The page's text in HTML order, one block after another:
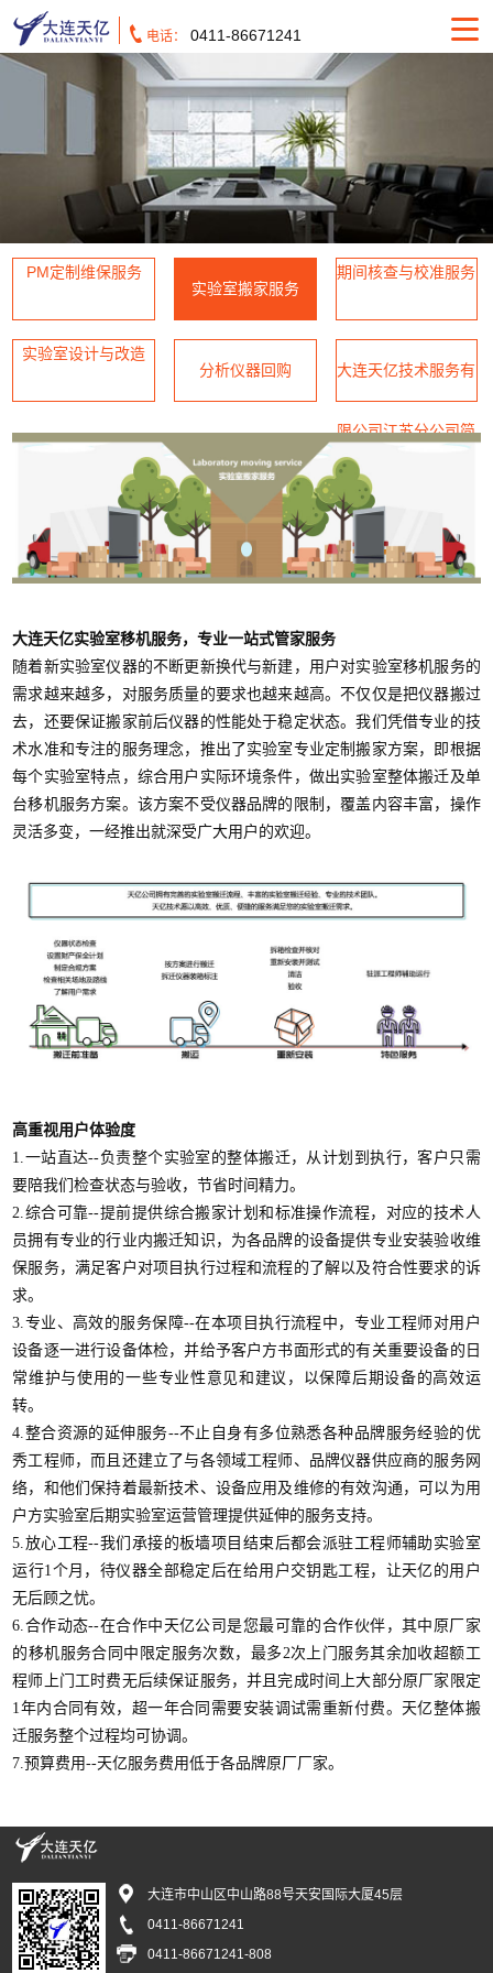
电话： 0411-86671241
PM定制维保服务
实验室搬家服务
期间核查与校准服务
实验室设计与改造
分析仪器回购
大连天亿技术服务有
限公司江苏分公司简
大连天亿实验室移机服务，专业一站式管家服务
随着新实验室仪器的不断更新换代与新建，用户对实验室移机服务的
需求越来越多，对服务质量的要求也越来越高。不仅仅是把仪器搬过
去，还要保证搬家前后仪器的性能处于稳定状态。我们凭借专业的技
术水准和专注的服务理念，推出了实验室专业定制搬家方案，即根据
每个实验室特点，综合用户实际环境条件，做出实验室整体搬迁及单
台移机服务方案。该方案不受仪器品牌的限制，覆盖内容丰富，操作
灵活多变，一经推出就深受广大用户的欢迎。
高重视用户体验度
1.一站直达--负责整个实验室的整体搬迁，从计划到执行，客户只需
要陪我们检查状态与验收，节省时间精力。
2.综合可靠--提前提供综合搬家计划和标准操作流程，对应的技术人
员拥有专业的行业内搬迁知识，为各品牌的设备提供专业安装验收维
保服务，满足客户对项目执行过程和流程的了解以及符合性要求的诉
求。
3.专业、高效的服务保障--在本项目执行流程中，专业工程师对用户
设备逐一进行设备体检，并给予客户方书面形式的有关重要设备的日
常维护与使用的一些专业性意见和建议，以保障后期设备的高效运
转。
4.整合资源的延伸服务--不止自身有多位熟悉各种品牌服务经验的优
秀工程师，而且还建立了与各领域工程师、品牌仪器供应商的服务网
络，和他们保持着最新技术、设备应用及维修的有效沟通，可以为用
户方实验室后期实验室运营管理提供延伸的服务支持。
5.放心工程--我们承接的板墙项目结束后都会派驻工程师辅助实验室
运行1个月，待仪器全部稳定后在给用户交钥匙工程，让天亿的用户
无后顾之忧。
6.合作动态--在合作中天亿公司是您最可靠的合作伙伴，其中原厂家
的移机服务合同中限定服务次数，最多2次上门服务其余加收超额工
程师上门工时费无后续保证服务，并且完成时间上大部分原厂家限定
1年内合同有效，超一年合同需要安装调试需重新付费。天亿整体搬
迁服务整个过程均可协调。
7.预算费用--天亿服务费用低于各品牌原厂厂家。
大连市中山区中山路88号天安国际大厦45层
0411-86671241
0411-86671241-808